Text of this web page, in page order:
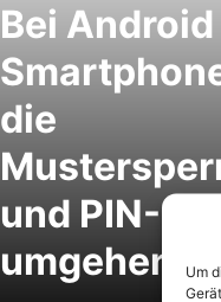
Bei Android
die
und PIN-
umgehen
Um